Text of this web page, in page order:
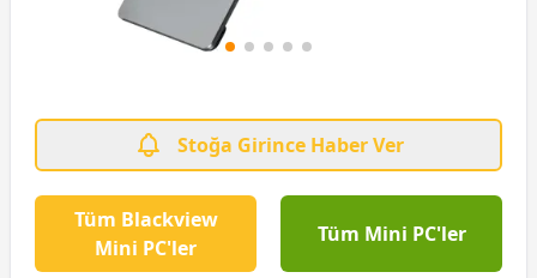
Stoğa Girince Haber Ver
Tüm Blackview
Mini PC'ler
Tüm Mini PC'ler